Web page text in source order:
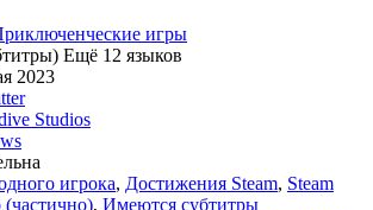
игры
Ещё 12 языков
2023
Studios
игрока, Достижения Steam, Steam
, Имеются субтитры